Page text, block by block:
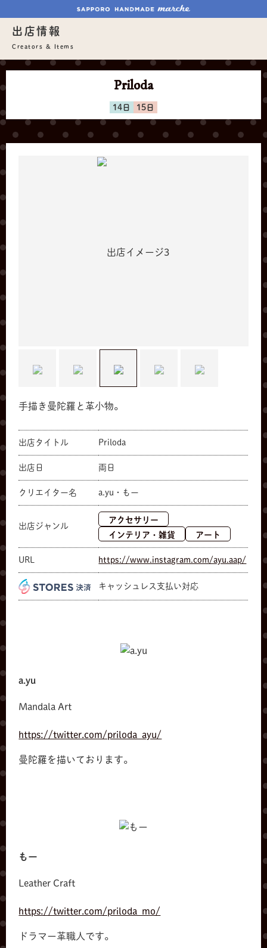
出店情報
Creators & Items
Priloda
手描き曼陀羅と革小物。
出店タイトル Priloda
出店日 両日
クリエイター名 a.yu・もー
出店ジャンル
アクセサリー
インテリア・雑貨
アート
URL https://www.instagram.com/ayu.aap/
キャッシュレス支払い対応
a.yu
Mandala Art
https://twitter.com/priloda_ayu/
曼陀羅を描いております。
もー
Leather Craft
https://twitter.com/priloda_mo/
ドラマー革職人です。